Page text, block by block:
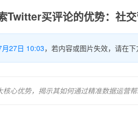
Twitter买评论的优势：社
27日 10:03，若内容或图片失效，请在下
心优势，揭示其如何通过精准数据运营